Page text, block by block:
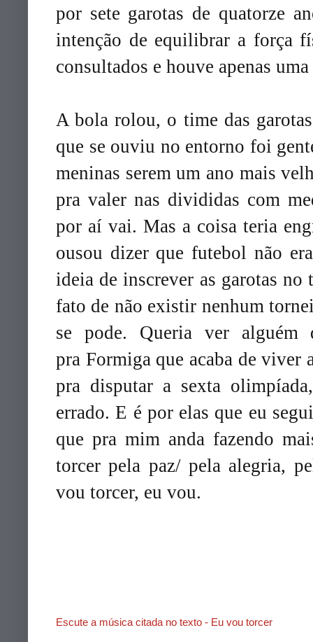
por sete garotas de quatorze
intenção de equilibrar a força
consultados e houve apenas
A bola rolou, o time das
que se ouviu no entorno foi
meninas serem um ano mais
pra valer nas divididas com
por aí vai. Mas a coisa teria
ousou dizer que futebol não
ideia de inscrever as garotas
fato de não existir nenhum
se pode. Queria ver alguém
pra Formiga que acaba de viver
pra disputar a sexta
errado. E é por elas que eu
que pra mim anda fazendo
torcer pela paz/ pela alegria,
vou torcer, eu vou.
Escute a música citada no texto - Eu vou torcer